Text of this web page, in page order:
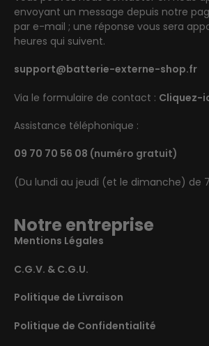
envoyant un message depuis notre
par e-mail ; une réponse vous sera
heures qui suivent.
support@batterie-externe-shop.fr
Via le formulaire de contact : Cliquez-
Assistance téléphonique :
09 70 70 56 08 (numéro gratuit)
(Du lundi au jeudi (et le dimanche) de
Notre entreprise
Mentions Légales
C.G.V. & C.G.U.
Politique de Livraison
Politique de Confidentialité